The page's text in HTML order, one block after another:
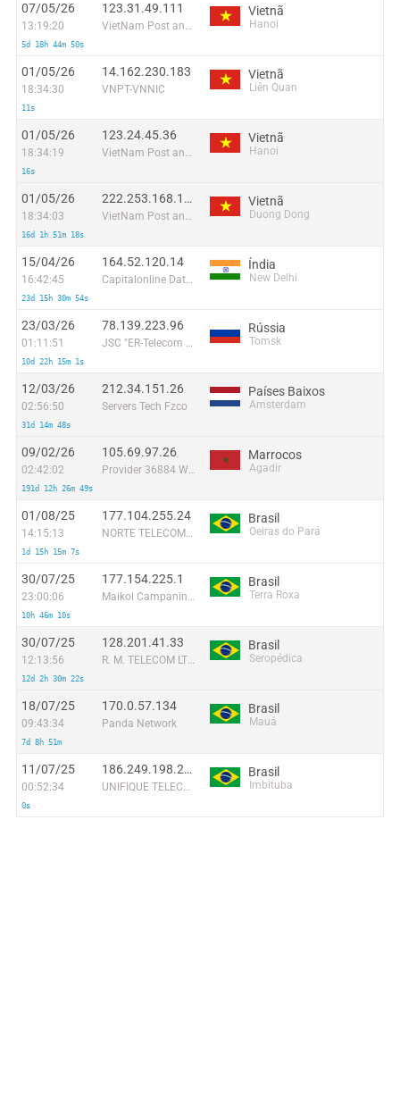
07/05/26
13:19:20
5d 18h 44m 50s
123.31.49.111
VietNam Post and Telecom Corporation
Vietnã
Hanoi
01/05/26
18:34:30
11s
14.162.230.183
VNPT-VNNIC
Vietnã
Liên Quan
01/05/26
18:34:19
16s
123.24.45.36
VietNam Post and Telecom Corporation
Vietnã
Hanoi
01/05/26
18:34:03
16d 1h 51m 18s
222.253.168.182
VietNam Post and Telecom Corporation
Vietnã
Duong Dong
15/04/26
16:42:45
23d 15h 30m 54s
164.52.120.14
Capitalonline Data Service (HK) Co
Índia
New Delhi
23/03/26
01:11:51
10d 22h 15m 1s
78.139.223.96
JSC "ER-Telecom Holding" Tomsk Branch
Rússia
Tomsk
12/03/26
02:56:50
31d 14m 48s
212.34.151.26
Servers Tech Fzco
Países Baixos
Amsterdam
09/02/26
02:42:02
191d 12h 26m 49s
105.69.97.26
Provider 36884 Wana Corporate
Marrocos
Agadir
01/08/25
14:15:13
1d 15h 15m 7s
177.104.255.24
NORTE TELECOMUNICAÇÕES SERVIÇOS DE INTERNET LTDA
Brasil
Oeiras do Pará
30/07/25
23:00:06
10h 46m 10s
177.154.225.1
Maikol Campanini Informatica Me
Brasil
Terra Roxa
30/07/25
12:13:56
12d 2h 30m 22s
128.201.41.33
R. M. TELECOM LTDA ME
Brasil
Seropédica
18/07/25
09:43:34
7d 8h 51m
170.0.57.134
Panda Network
Brasil
Mauá
11/07/25
00:52:34
0s
186.249.198.237
UNIFIQUE TELECOMUNICACOES S/A
Brasil
Imbituba